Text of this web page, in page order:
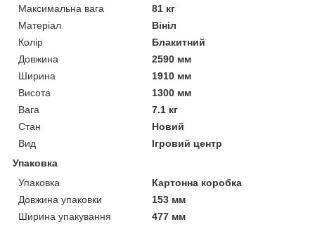
Максимальна вага
81 кг
Матеріал
Вініл
Колір
Блакитний
Довжина
2590 мм
Ширина
1910 мм
Висота
1300 мм
Вага
7.1 кг
Стан
Новий
Вид
Ігровий центр
Упаковка
Упаковка
Картонна коробка
Довжина упаковки
153 мм
Ширина упакування
477 мм